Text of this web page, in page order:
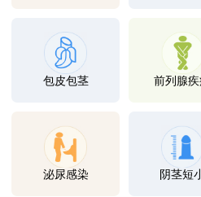
包皮包茎 前列腺疾
泌尿感染 阴茎短